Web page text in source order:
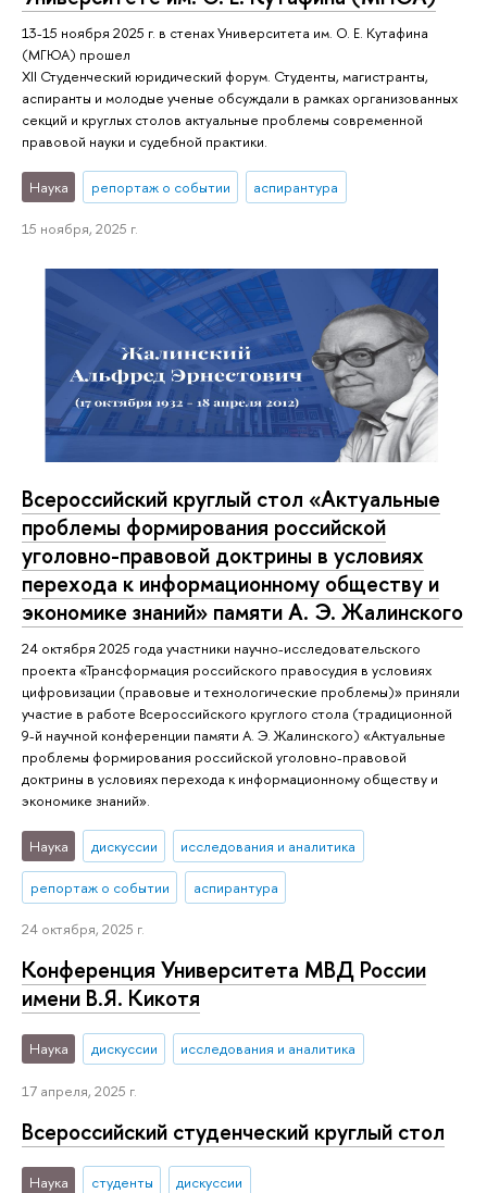
13-15 ноября 2025 г. в стенах Университета им. О. Е. Кутафина
(МГЮА) прошел
XII Студенческий юридический форум. Студенты, магистранты,
аспиранты и молодые ученые обсуждали в рамках организованных
секций и круглых столов актуальные проблемы современной
правовой науки и судебной практики.
Наука репортаж о событии аспирантура
15 ноября, 2025 г.
Всероссийский круглый стол «Актуальные
проблемы формирования российской
уголовно-правовой доктрины в условиях
перехода к информационному обществу и
экономике знаний» памяти А. Э. Жалинского
24 октября 2025 года участники научно-исследовательского
проекта «Трансформация российского правосудия в условиях
цифровизации (правовые и технологические проблемы)» приняли
участие в работе Всероссийского круглого стола (традиционной
9-й научной конференции памяти А. Э. Жалинского) «Актуальные
проблемы формирования российской уголовно-правовой
доктрины в условиях перехода к информационному обществу и
экономике знаний».
Наука дискуссии исследования и аналитика
репортаж о событии аспирантура
24 октября, 2025 г.
Конференция Университета МВД России
имени В.Я. Кикотя
Наука дискуссии исследования и аналитика
17 апреля, 2025 г.
Всероссийский студенческий круглый стол
Наука студенты дискуссии